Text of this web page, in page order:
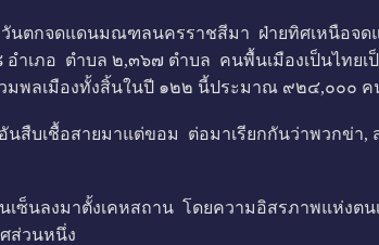
ตกจดแดนมณฑลนครราชสีมา ฝ่ายทิศเหนือจ
ำเภอ ตำบล ๒,๓๖๗ ตำบล คนพื้นเมืองเป็นไทย
มพลเมืองทั้งสิ้นในปี ๑๒๒ นี้ประมาณ ๙๒๔,๐๐๐ ค
เชื้อสายมาแต่ขอม ต่อมาเรียกกันว่าพวกข่า,
นลงมาตั้งเคหสถาน โดยความอิสรภาพแห่งต
ส่วนหนึ่ง